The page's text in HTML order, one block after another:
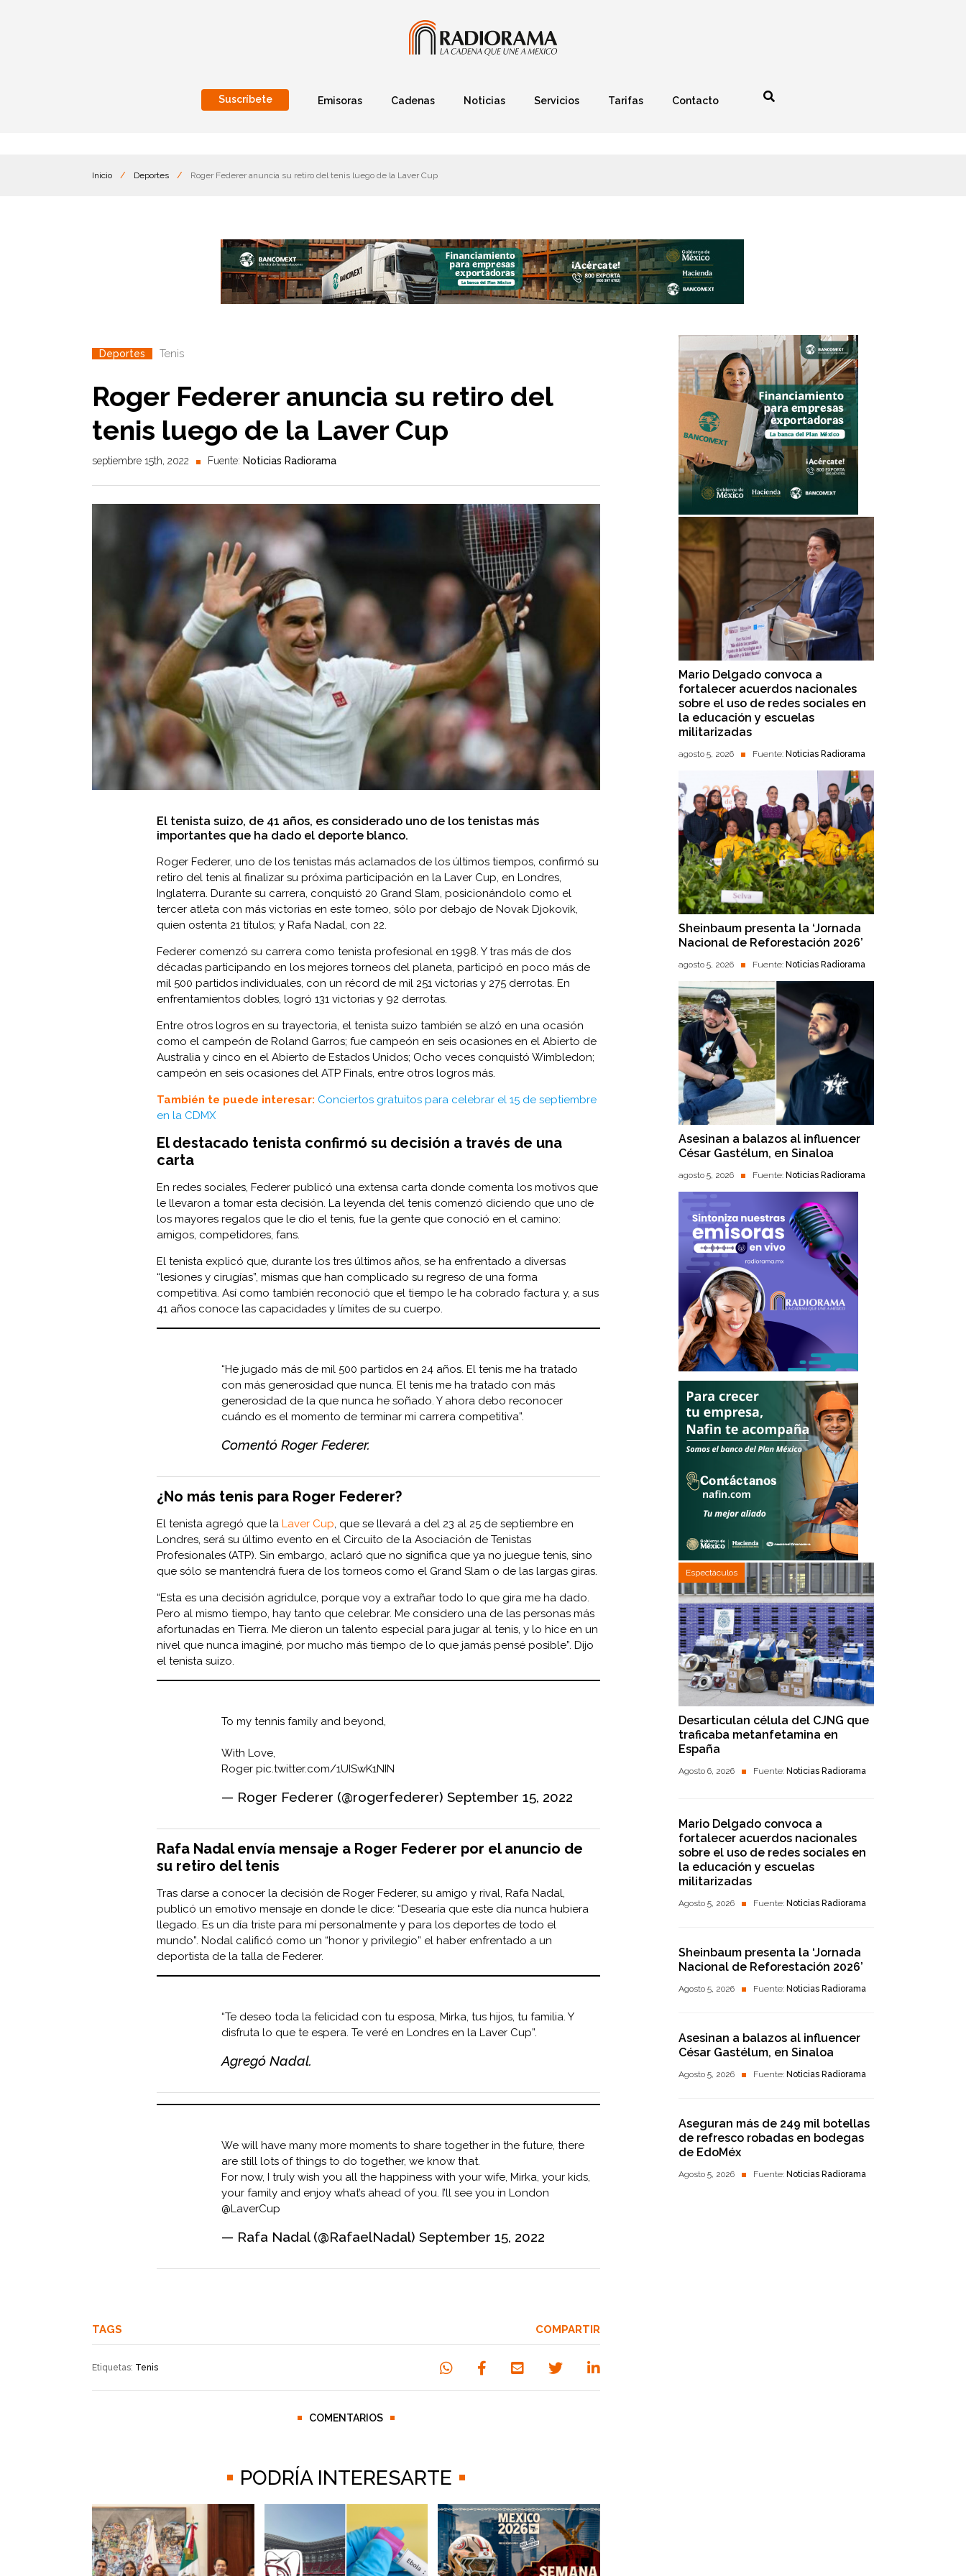
Suscríbete Emisoras Cadenas Noticias Servicios Tarifas Contacto
Inicio / Deportes / Roger Federer anuncia su retiro del tenis luego de la Laver Cup
Deportes Tenis
Roger Federer anuncia su retiro del
tenis luego de la Laver Cup
septiembre 15th, 2022 Fuente: Noticias Radiorama
El tenista suizo, de 41 años, es considerado uno de los tenistas más
importantes que ha dado el deporte blanco.
Roger Federer, uno de los tenistas más aclamados de los últimos tiempos, confirmó su
retiro del tenis al finalizar su próxima participación en la Laver Cup, en Londres,
Inglaterra. Durante su carrera, conquistó 20 Grand Slam, posicionándolo como el
tercer atleta con más victorias en este torneo, sólo por debajo de Novak Djokovik,
quien ostenta 21 títulos; y Rafa Nadal, con 22.
Federer comenzó su carrera como tenista profesional en 1998. Y tras más de dos
décadas participando en los mejores torneos del planeta, participó en poco más de
mil 500 partidos individuales, con un récord de mil 251 victorias y 275 derrotas. En
enfrentamientos dobles, logró 131 victorias y 92 derrotas.
Entre otros logros en su trayectoria, el tenista suizo también se alzó en una ocasión
como el campeón de Roland Garros; fue campeón en seis ocasiones en el Abierto de
Australia y cinco en el Abierto de Estados Unidos; Ocho veces conquistó Wimbledon;
campeón en seis ocasiones del ATP Finals, entre otros logros más.
También te puede interesar: Conciertos gratuitos para celebrar el 15 de septiembre
en la CDMX
El destacado tenista confirmó su decisión a través de una
carta
En redes sociales, Federer publicó una extensa carta donde comenta los motivos que
le llevaron a tomar esta decisión. La leyenda del tenis comenzó diciendo que uno de
los mayores regalos que le dio el tenis, fue la gente que conoció en el camino:
amigos, competidores, fans.
El tenista explicó que, durante los tres últimos años, se ha enfrentado a diversas
“lesiones y cirugías”, mismas que han complicado su regreso de una forma
competitiva. Así como también reconoció que el tiempo le ha cobrado factura y, a sus
41 años conoce las capacidades y límites de su cuerpo.
“He jugado más de mil 500 partidos en 24 años. El tenis me ha tratado
con más generosidad que nunca. El tenis me ha tratado con más
generosidad de la que nunca he soñado. Y ahora debo reconocer
cuándo es el momento de terminar mi carrera competitiva”.
Comentó Roger Federer.
¿No más tenis para Roger Federer?
El tenista agregó que la Laver Cup, que se llevará a del 23 al 25 de septiembre en
Londres, será su último evento en el Circuito de la Asociación de Tenistas
Profesionales (ATP). Sin embargo, aclaró que no significa que ya no juegue tenis, sino
que sólo se mantendrá fuera de los torneos como el Grand Slam o de las largas giras.
“Esta es una decisión agridulce, porque voy a extrañar todo lo que gira me ha dado.
Pero al mismo tiempo, hay tanto que celebrar. Me considero una de las personas más
afortunadas en Tierra. Me dieron un talento especial para jugar al tenis, y lo hice en un
nivel que nunca imaginé, por mucho más tiempo de lo que jamás pensé posible”. Dijo
el tenista suizo.
To my tennis family and beyond,
With Love,
Roger pic.twitter.com/1UISwK1NIN
— Roger Federer (@rogerfederer) September 15, 2022
Rafa Nadal envía mensaje a Roger Federer por el anuncio de
su retiro del tenis
Tras darse a conocer la decisión de Roger Federer, su amigo y rival, Rafa Nadal,
publicó un emotivo mensaje en donde le dice: “Desearía que este día nunca hubiera
llegado. Es un día triste para mí personalmente y para los deportes de todo el
mundo”. Nodal calificó como un “honor y privilegio” el haber enfrentado a un
deportista de la talla de Federer.
“Te deseo toda la felicidad con tu esposa, Mirka, tus hijos, tu familia. Y
disfruta lo que te espera. Te veré en Londres en la Laver Cup”.
Agregó Nadal.
We will have many more moments to share together in the future, there
are still lots of things to do together, we know that.
For now, I truly wish you all the happiness with your wife, Mirka, your kids,
your family and enjoy what’s ahead of you. I’ll see you in London
@LaverCup
— Rafa Nadal (@RafaelNadal) September 15, 2022
TAGS
Etiquetas: Tenis
COMPARTIR
COMENTARIOS
PODRÍA INTERESARTE
Mario Delgado convoca a
fortalecer acuerdos nacionales
sobre el uso de redes sociales en
la educación y escuelas
militarizadas
agosto 5, 2026 Fuente: Noticias Radiorama
Sheinbaum presenta la ‘Jornada
Nacional de Reforestación 2026’
agosto 5, 2026 Fuente: Noticias Radiorama
Asesinan a balazos al influencer
César Gastélum, en Sinaloa
agosto 5, 2026 Fuente: Noticias Radiorama
Espectáculos
Desarticulan célula del CJNG que
traficaba metanfetamina en
España
Agosto 6, 2026 Fuente: Noticias Radiorama
Mario Delgado convoca a
fortalecer acuerdos nacionales
sobre el uso de redes sociales en
la educación y escuelas
militarizadas
Agosto 5, 2026 Fuente: Noticias Radiorama
Sheinbaum presenta la ‘Jornada
Nacional de Reforestación 2026’
Agosto 5, 2026 Fuente: Noticias Radiorama
Asesinan a balazos al influencer
César Gastélum, en Sinaloa
Agosto 5, 2026 Fuente: Noticias Radiorama
Aseguran más de 249 mil botellas
de refresco robadas en bodegas
de EdoMéx
Agosto 5, 2026 Fuente: Noticias Radiorama